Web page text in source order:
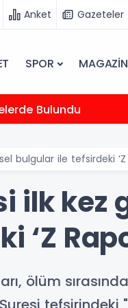
Anket Gazeteler
SPOR MAGAZİN
Bulundu
bulgular ile tefsirdeki ‘Z
ilk kez
‘Z
ölüm sırasında